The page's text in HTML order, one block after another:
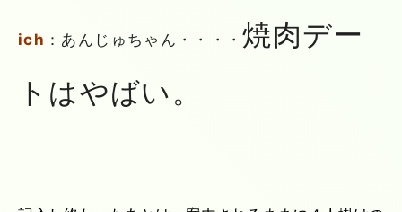
ich ：あんじゅちゃん・・・・焼肉デー
トはやばい。